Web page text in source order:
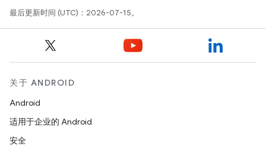
最后更新时间 (UTC)：2026-07-15。
关于 ANDROID
Android
适用于企业的 Android
安全